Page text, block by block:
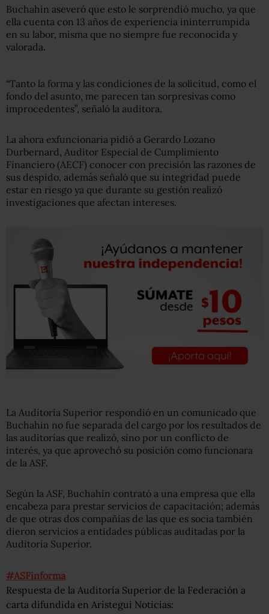
Buchahin aseveró que esto le sorprendió mucho, ya que
ella cuenta con 13 años de experiencia ininterrumpida
en su labor, misma que no siempre fue reconocida y
valorada.
“Tanto la forma y las condiciones de la solicitud, como el
fondo del asunto, me parecen tan sorpresivas como
improcedentes”, señaló la auditora.
La ahora exfuncionaria pidió a Gerardo Lozano
Durbernard, Auditor Especial de Cumplimiento
Financiero (AECF) conocer con precisión las razones de
sus despido, además señaló que su integridad puede
estar en riesgo ya que durante su gestión realizó
investigaciones que afectan intereses.
La Auditoría Superior respondió en un comunicado que
Buchahin no fue separada del cargo por los resultados de
las auditorías que realizó, sino por un conflicto de
interés, ya que aprovechó su posición como funcionara
de la ASF.
Según la ASF, Buchahin contrató a una empresa que ella
encabeza para prestar servicios de capacitación; además
de que otras dos compañías de las que es socia también
dieron servicios a entidades públicas auditadas por la
Auditoría Superior.
#ASFinforma
Respuesta de la Auditoría Superior de la Federación a
carta difundida en Aristegui Noticias: